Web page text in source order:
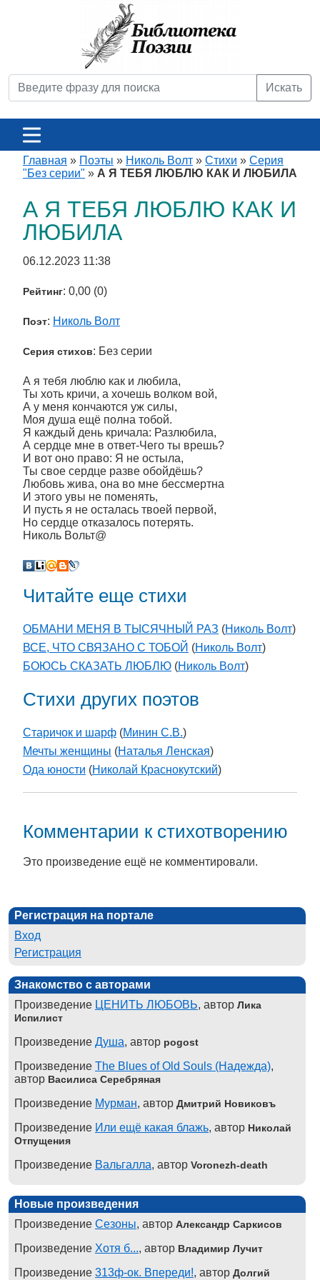
Искать
Главная » Поэты » Николь Волт » Стихи » Серия
"Без серии" » А Я ТЕБЯ ЛЮБЛЮ КАК И ЛЮБИЛА
А Я ТЕБЯ ЛЮБЛЮ КАК И
ЛЮБИЛА
06.12.2023 11:38
Рейтинг: 0,00 (0)
Поэт: Николь Волт
Серия стихов: Без серии
А я тебя люблю как и любила,
Ты хоть кричи, а хочешь волком вой,
А у меня кончаются уж силы,
Моя душа ещё полна тобой.
Я каждый день кричала: Разлюбила,
А сердце мне в ответ-Чего ты врешь?
И вот оно право: Я не остыла,
Ты свое сердце разве обойдёшь?
Любовь жива, она во мне бессмертна
И этого увы не поменять,
И пусть я не осталась твоей первой,
Но сердце отказалось потерять.
Николь Вольт@
Читайте еще стихи
ОБМАНИ МЕНЯ В ТЫСЯЧНЫЙ РАЗ (Николь Волт)
ВСЕ, ЧТО СВЯЗАНО С ТОБОЙ (Николь Волт)
БОЮСЬ СКАЗАТЬ ЛЮБЛЮ (Николь Волт)
Стихи других поэтов
Старичок и шарф (Минин С.В.)
Мечты женщины (Наталья Ленская)
Ода юности (Николай Краснокутский)
Комментарии к стихотворению
Это произведение ещё не комментировали.
Регистрация на портале
Вход
Регистрация
Знакомство с авторами
Произведение ЦЕНИТЬ ЛЮБОВЬ, автор Лика
Испилист
Произведение Душа, автор pogost
Произведение The Blues of Old Souls (Надежда),
автор Василиса Серебряная
Произведение Мурман, автор Дмитрий Новиковъ
Произведение Или ещё какая блажь, автор Николай
Отпущения
Произведение Вальгалла, автор Voronezh-death
Новые произведения
Произведение Сезоны, автор Александр Саркисов
Произведение Хотя б..., автор Владимир Лучит
Произведение 313ф-ок. Впереди!, автор Долгий